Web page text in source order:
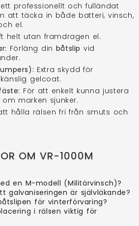
professionellt och fulländat
att täcka in både batteri, vinsch,
el.
helt utan framdragen el.
Förläng din båtslip vid
Extra skydd för
gelcoat.
För att enkelt kunna justera
marken sjunker.
hålla rälsen fri från smuts och
OM VR-1000M
en M-modell (Militärvinsch)?
galvaniseringen är självläkande?
för vinterförvaring?
i rälsen viktig för